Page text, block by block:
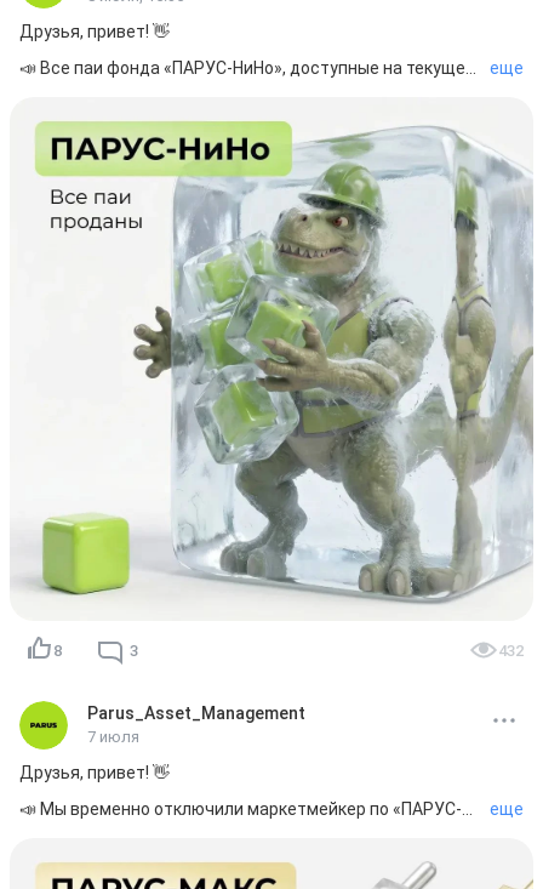
Друзья, привет! 👋
📣 Все паи фонда «ПАРУС-НиНо», доступные на текущем
А пока давайте вспомним интересные факты о фонде и
объекте:
📍 На CRE Federal Awards 2025 объект выиграл в
номинации «Сделка года. Аренда индустриальной
недвижимости».
📍 В фонде впервые была реализована стратегия NPV+,
которая позволила уже на старте выйти на более
высокую арендную ставку.
📍  Всего на складе два здания: первое состоит из 5
блоков, второе — из 2. Все блоки уже запущены в работу.
📍 OZON уже ведет полноценную операционную
деятельность на объекте. На полную мощность он
📍 Склад оснащен современными инженерными
системами и многоуровневыми мезонинами хранения с
лифтовыми узлами и возможностью свободно
передвигаться на каждом из уровней.
P.S.: Финансовая модель предусматривает
возможность дополнительного выпуска паев для
финансирования капитальных затрат. Если такая
необходимость возникнет, решение будет приниматься
А какие факты о «ПАРУС-НиНо» запомнились вам больше
Ваш PARUS AM!💚
еще
8 3 432
Parus_Asset_Management
7 июля
Друзья, привет! 👋
📣 Мы временно отключили маркетмейкер по «ПАРУС-
❔Зачем мы это сделали?
еще